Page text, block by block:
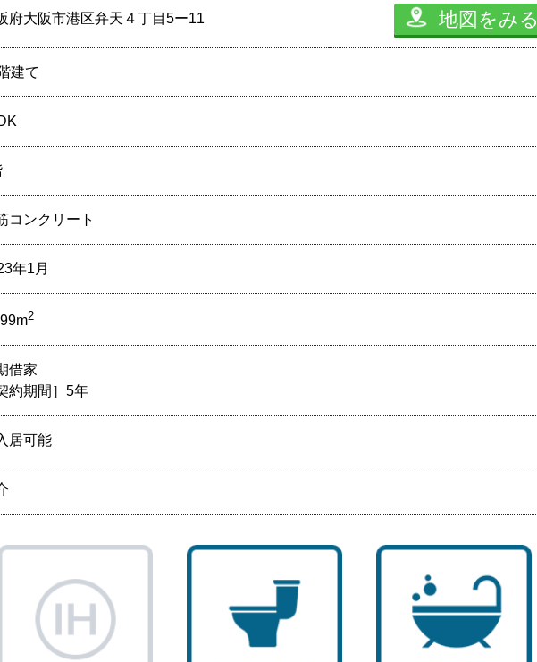
府大阪市港区弁天４丁目5ー11 地図をみる
建て
コンクリート
年1月
2
借家
約期間］5年
居可能